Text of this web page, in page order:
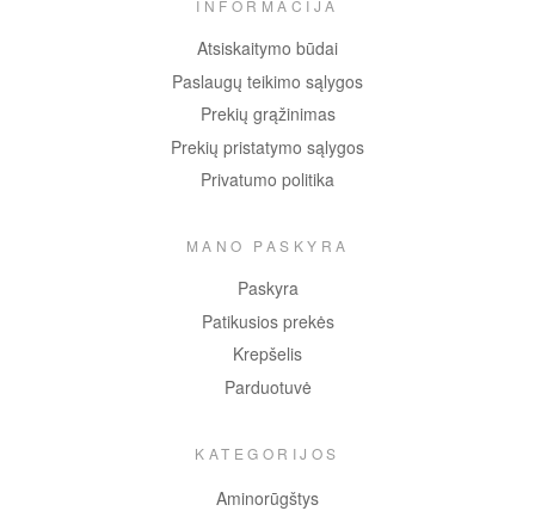
INFORMACIJA
Atsiskaitymo būdai
Paslaugų teikimo sąlygos
Prekių grąžinimas
Prekių pristatymo sąlygos
Privatumo politika
MANO PASKYRA
Paskyra
Patikusios prekės
Krepšelis
Parduotuvė
KATEGORIJOS
Aminorūgštys